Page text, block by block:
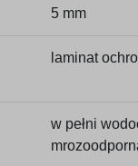
5 mm
laminat
w pełni